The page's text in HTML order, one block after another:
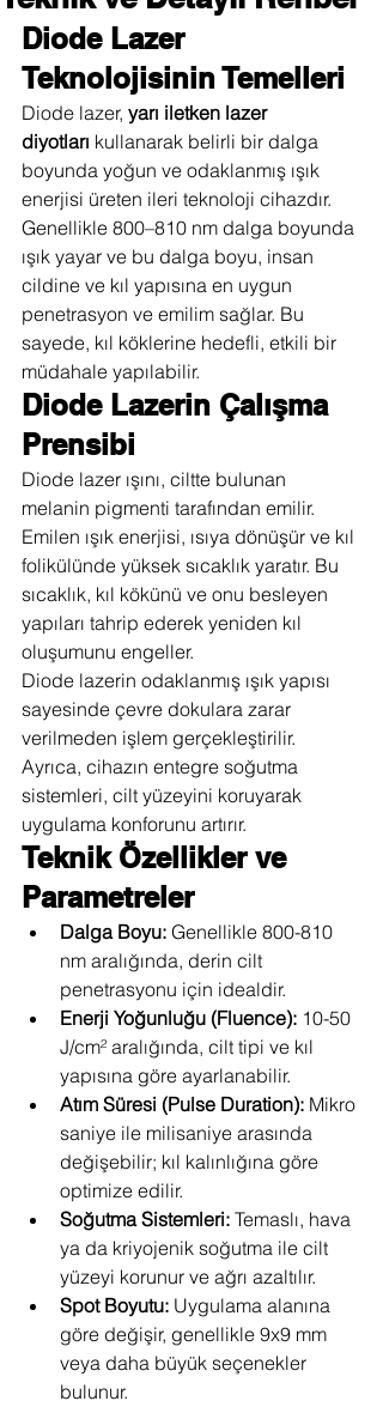
Diode Lazer
Teknolojisinin Temelleri
Diode lazer, yarı iletken lazer
diyotları kullanarak belirli bir dalga
boyunda yoğun ve odaklanmış ışık
enerjisi üreten ileri teknoloji cihazdır.
Genellikle 800–810 nm dalga boyunda
ışık yayar ve bu dalga boyu, insan
cildine ve kıl yapısına en uygun
penetrasyon ve emilim sağlar. Bu
sayede, kıl köklerine hedefli, etkili bir
müdahale yapılabilir.
Diode Lazerin Çalışma
Prensibi
Diode lazer ışını, ciltte bulunan
melanin pigmenti tarafından emilir.
Emilen ışık enerjisi, ısıya dönüşür ve kıl
folikülünde yüksek sıcaklık yaratır. Bu
sıcaklık, kıl kökünü ve onu besleyen
yapıları tahrip ederek yeniden kıl
oluşumunu engeller.
Diode lazerin odaklanmış ışık yapısı
sayesinde çevre dokulara zarar
verilmeden işlem gerçekleştirilir.
Ayrıca, cihazın entegre soğutma
sistemleri, cilt yüzeyini koruyarak
uygulama konforunu artırır.
Teknik Özellikler ve
Parametreler
Dalga Boyu: Genellikle 800-810
nm aralığında, derin cilt
penetrasyonu için idealdir.
Enerji Yoğunluğu (Fluence): 10-50
J/cm² aralığında, cilt tipi ve kıl
yapısına göre ayarlanabilir.
Atım Süresi (Pulse Duration): Mikro
saniye ile milisaniye arasında
değişebilir; kıl kalınlığına göre
optimize edilir.
Soğutma Sistemleri: Temaslı, hava
ya da kriyojenik soğutma ile cilt
yüzeyi korunur ve ağrı azaltılır.
Spot Boyutu: Uygulama alanına
göre değişir, genellikle 9x9 mm
veya daha büyük seçenekler
bulunur.